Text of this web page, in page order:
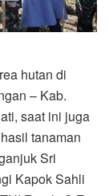
hutan di
– Kab.
saat ini juga
tanaman
Sri
Kapok Sahli